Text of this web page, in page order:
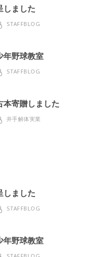
しました
STAFFBLOG
野球教室
STAFFBLOG
本寄贈しました
井手解体実業
しました
STAFFBLOG
野球教室